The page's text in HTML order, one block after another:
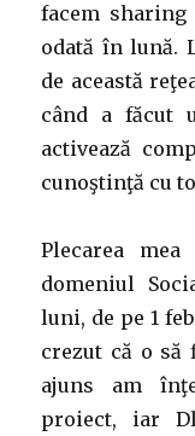
facem sharing
odată în lună.
de această
când a făcut
activează
cunoştinţă cu
Plecarea
domeniul
luni, de pe 1
crezut că o să
ajuns am
proiect, iar